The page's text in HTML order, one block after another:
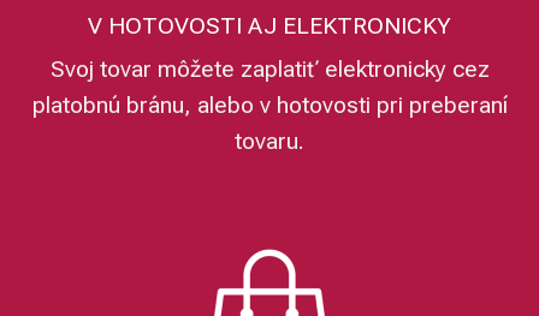
V HOTOVOSTI AJ ELEKTRONICKY
Svoj tovar môžete zaplatiť elektronicky cez
platobnú bránu, alebo v hotovosti pri preberaní
tovaru.